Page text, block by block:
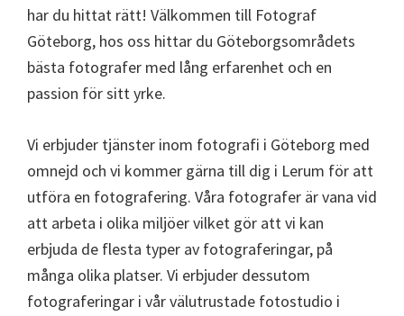
har du hittat rätt! Välkommen till Fotograf
Göteborg, hos oss hittar du Göteborgsområdets
bästa fotografer med lång erfarenhet och en
passion för sitt yrke.
Vi erbjuder tjänster inom fotografi i Göteborg med
omnejd och vi kommer gärna till dig i Lerum för att
utföra en fotografering. Våra fotografer är vana vid
att arbeta i olika miljöer vilket gör att vi kan
erbjuda de flesta typer av fotograferingar, på
många olika platser. Vi erbjuder dessutom
fotograferingar i vår välutrustade fotostudio i